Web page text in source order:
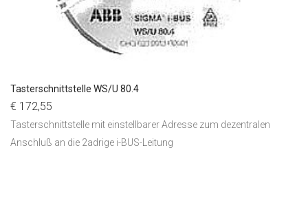
Tasterschnittstelle WS/U 80.4
€ 172,55
Tasterschnittstelle mit einstellbarer Adresse zum dezentralen
Anschluß an die 2adrige i-BUS-Leitung